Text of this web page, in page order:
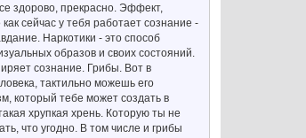
здорово, прекрасно. Эффект,
сейчас у тебя работает сознание -
Наркотики - это способ
образов и своих состояний.
сознание. Грибы. Вот в
тактильно можешь его
который тебе может создать в
хрупкая хрень. Которую ты не
что угодно. В том числе и грибы